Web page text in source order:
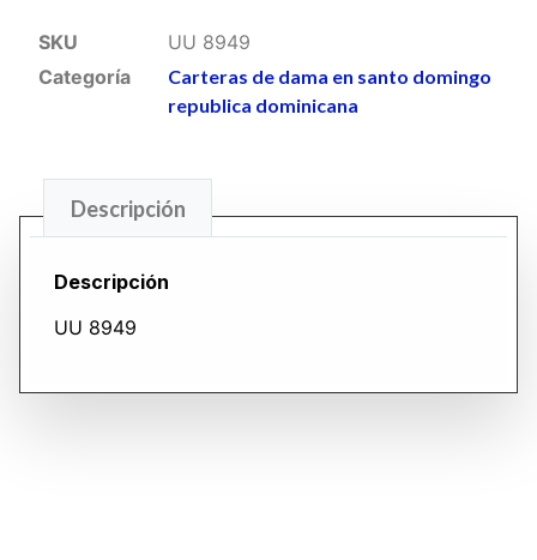
SKU
UU 8949
Categoría
Carteras de dama en santo domingo
republica dominicana
Descripción
Descripción
UU 8949